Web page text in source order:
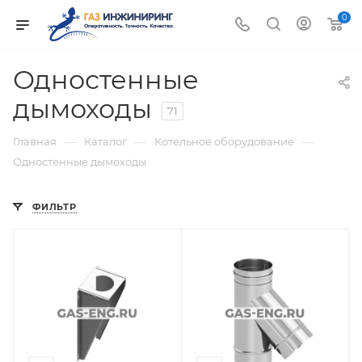
0
Одностенные
дымоходы
71
Главная — Каталог — Котельное оборудование —
Одностенные дымоходы
ФИЛЬТР